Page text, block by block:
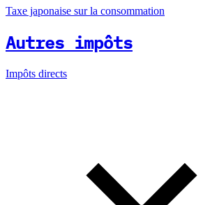
Taxe japonaise sur la consommation
Autres impôts
Impôts directs